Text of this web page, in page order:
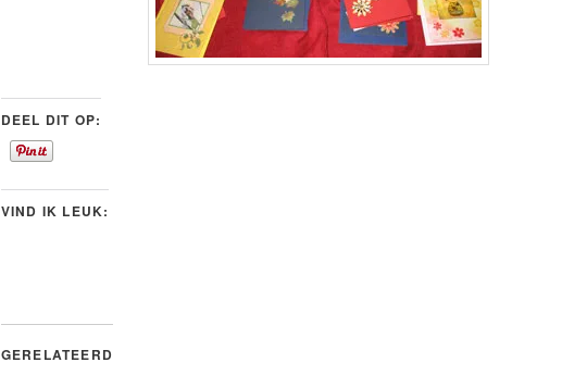
DEEL DIT OP:
VIND IK LEUK:
GERELATEERD